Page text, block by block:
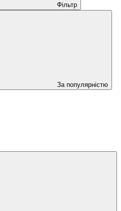
Фільтр
За популярністю